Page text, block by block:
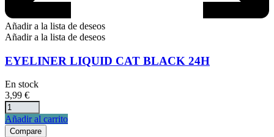
Añadir a la lista de deseos
Añadir a la lista de deseos
EYELINER LIQUID CAT BLACK 24H
En stock
3,99 €
Añadir al carrito
Compare